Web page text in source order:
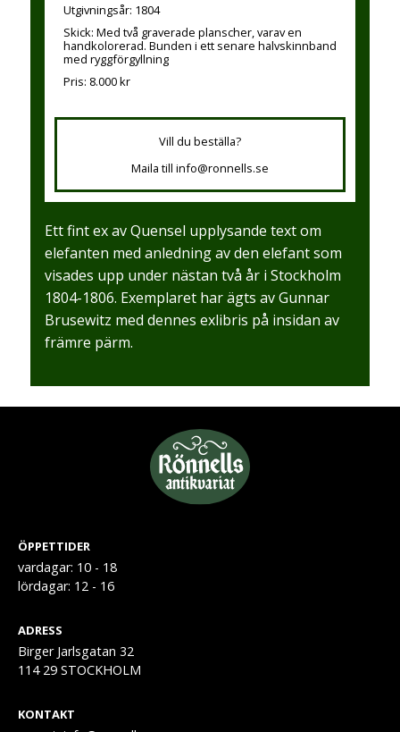
Utgivningsår: 1804
Skick: Med två graverade planscher, varav en
handkolorerad. Bunden i ett senare halvskinnband
med ryggförgyllning
Pris: 8.000 kr
Vill du beställa?
Maila till info@ronnells.se
Ett fint ex av Quensel upplysande text om
elefanten med anledning av den elefant som
visades upp under nästan två år i Stockholm
1804-1806. Exemplaret har ägts av Gunnar
Brusewitz med dennes exlibris på insidan av
främre pärm.
ÖPPETTIDER
vardagar: 10 - 18
lördagar: 12 - 16
ADRESS
Birger Jarlsgatan 32
114 29 STOCKHOLM
KONTAKT